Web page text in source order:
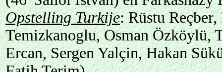
Opstelling Turkije: Rüstu
Temizkanoglu, Osman Özköylü,
Ercan, Sergen Yalçin, Hakan